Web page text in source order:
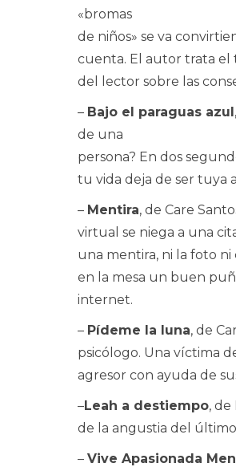
«bromas
de niños» se va
cuenta. El autor trata el
del lector sobre las
– Bajo el paraguas azul
de una
persona? En dos
tu vida deja de ser tuya
– Mentira, de Care
virtual se niega a una
una mentira, ni la foto ni
en la mesa un buen
internet.
– Pídeme la luna, de
psicólogo. Una víctima
agresor con ayuda de
–Leah a destiempo,
de la angustia del
– Vive Apasionada